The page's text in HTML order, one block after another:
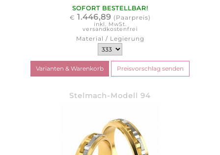
SOFORT BESTELLBAR!
€ 1.446,89 (Paarpreis)
inkl. MwSt.
versandkostenfrei
Material / Legierung
Stelmach-Modell 94